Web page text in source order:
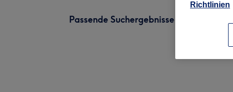
Passende Suchergebnisse
Richtlinien